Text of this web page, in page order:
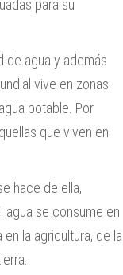
para su
de agua y además
vive en zonas
potable. Por
que viven en
hace de ella,
se consume en
la agricultura, de la